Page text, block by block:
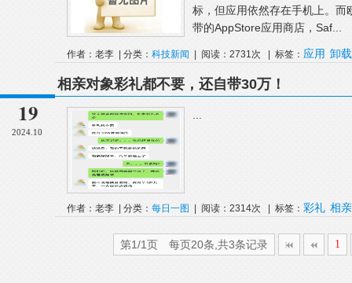
标，但应用依然存在手机上。
带的AppStore应用商店，Saf...
作者：老李 | 分类： 科技新闻 | 阅读：2731次 | 标签： 应用 卸载
19
2024.10
相亲对象彩礼都不要，还自带30万！
作者：老李 | 分类： 每日一图 | 阅读：2314次 | 标签： 彩礼 相亲
第1/1页 每页20条,共3条记录 1